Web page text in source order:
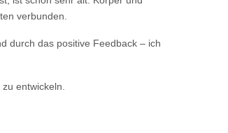
verbunden.
durch das positive Feedback – ich
entwickeln.